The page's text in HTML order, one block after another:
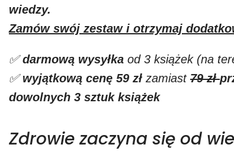
wiedzy.
Zamów swój zestaw i otrzymaj
✅darmową wysyłka od 3 książek (na
✅wyjątkową cenę 59 zł zamiast 79 zł
dowolnych 3 sztuk książek
Zdrowie zaczyna się od